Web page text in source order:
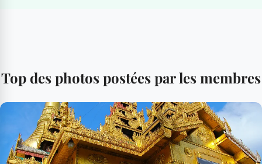
Top des photos postées par les membres